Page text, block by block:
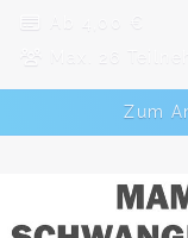
Ab 4,00 €
Max. 26
Zum